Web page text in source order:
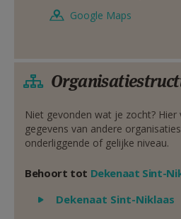
Google Maps
Niet gevonden wat je zocht? Hier
gegevens van andere
onderliggende of gelijke niveau.
Behoort tot Dekenaat Sint-
Weergeven
Dekenaat Sint-Niklaas